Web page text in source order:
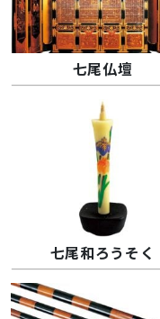
七尾仏壇
七尾和ろうそく